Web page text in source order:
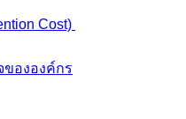
Cost)
ขององค์กร